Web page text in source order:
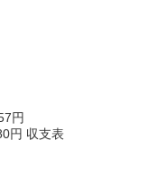
円
円 収支表